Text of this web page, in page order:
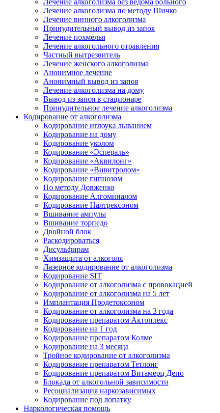
Лечение алкоголизма без ведома больного
Лечение алкоголизма по методу Шичко
Лечение винного алкоголизма
Принудительный вывод из запоя
Лечение похмелья
Лечение алкогольного отравления
Частный вытрезвитель
Лечение женского алкоголизма
Анонимное лечение
Анонимный вывод из запоя
Лечение алкоголизма на дому
Вывод из запоя в стационаре
Принудительное лечение алкоголизма
Кодирование от алкоголизма
Кодирование иглоука лыванием
Кодирование на дому
Кодирование уколом
Кодирование «Эспераль»
Кодирование «Аквилонг»
Кодирование «Вивитролом»
Кодирование гипнозом
По методу Довженко
Кодирование Алгоминалом
Кодирование Налтрексоном
Вшивание ампулы
Вшивание торпедо
Двойной блок
Раскодироваться
Дисульфирам
Химзащита от алкоголя
Лазерное кодирование от алкоголизма
Кодирование SIT
Кодирование от алкоголизма с провокацией
Кодирование от алкоголизма на 5 лет
Имплантация Продетоксоном
Кодирование от алкоголизма на 3 года
Кодирование препаратом Актоплекс
Кодирование на 1 год
Кодирование препаратом Колме
Кодирование на 3 месяца
Тройное кодирование от алкоголизма
Кодирование препаратом Тетлонг
Кодирование препаратом Витамерц Депо
Блокада от алкогольной зависимости
Ресоциализация наркозависимых
Кодирование под лопатку
Наркологическая помощь